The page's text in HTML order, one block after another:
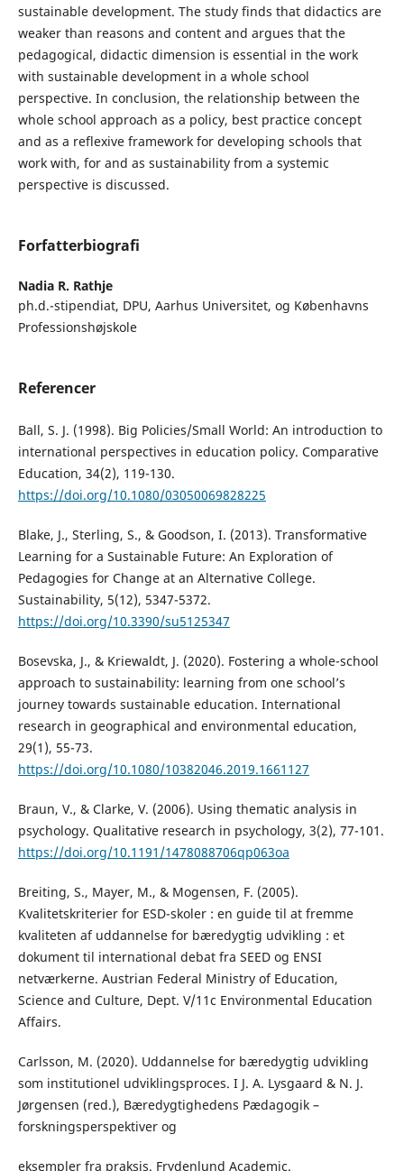
sustainable development. The study finds that didactics are
weaker than reasons and content and argues that the
pedagogical, didactic dimension is essential in the work
with sustainable development in a whole school
perspective. In conclusion, the relationship between the
whole school approach as a policy, best practice concept
and as a reflexive framework for developing schools that
work with, for and as sustainability from a systemic
perspective is discussed.
Forfatterbiografi
Nadia R. Rathje
ph.d.-stipendiat, DPU, Aarhus Universitet, og Københavns
Professionshøjskole
Referencer
Ball, S. J. (1998). Big Policies/Small World: An introduction to
international perspectives in education policy. Comparative
Education, 34(2), 119-130.
https://doi.org/10.1080/03050069828225
Blake, J., Sterling, S., & Goodson, I. (2013). Transformative
Learning for a Sustainable Future: An Exploration of
Pedagogies for Change at an Alternative College.
Sustainability, 5(12), 5347-5372.
https://doi.org/10.3390/su5125347
Bosevska, J., & Kriewaldt, J. (2020). Fostering a whole-school
approach to sustainability: learning from one school’s
journey towards sustainable education. International
research in geographical and environmental education,
29(1), 55-73.
https://doi.org/10.1080/10382046.2019.1661127
Braun, V., & Clarke, V. (2006). Using thematic analysis in
psychology. Qualitative research in psychology, 3(2), 77-101.
https://doi.org/10.1191/1478088706qp063oa
Breiting, S., Mayer, M., & Mogensen, F. (2005).
Kvalitetskriterier for ESD-skoler : en guide til at fremme
kvaliteten af uddannelse for bæredygtig udvikling : et
dokument til international debat fra SEED og ENSI
netværkerne. Austrian Federal Ministry of Education,
Science and Culture, Dept. V/11c Environmental Education
Affairs.
Carlsson, M. (2020). Uddannelse for bæredygtig udvikling
som institutionel udviklingsproces. I J. A. Lysgaard & N. J.
Jørgensen (red.), Bæredygtighedens Pædagogik –
forskningsperspektiver og
eksempler fra praksis. Frydenlund Academic.